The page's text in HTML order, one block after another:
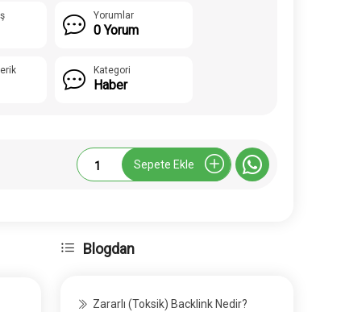
Yorumlar
0 Yorum
Kategori
Haber
Ogunhaber.com
Tanıtım
Sepete Ekle
Blogdan
Zararlı (Toksik) Backlink Nedir?